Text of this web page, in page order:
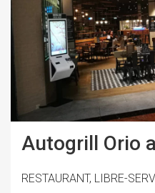
Autogrill Orio
RESTAURANT, LIBRE-